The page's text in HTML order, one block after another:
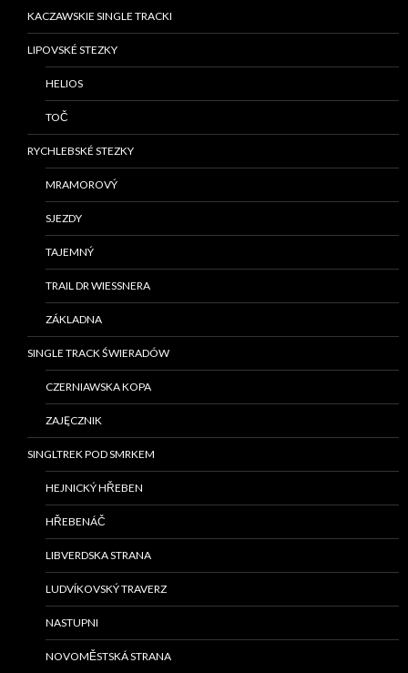
KACZAWSKIE SINGLE TRACKI
LIPOVSKÉ STEZKY
HELIOS
TOČ
RYCHLEBSKÉ STEZKY
MRAMOROVÝ
SJEZDY
TAJEMNÝ
TRAIL DR WIESSNERA
ZÁKLADNA
SINGLE TRACK ŚWIERADÓW
CZERNIAWSKA KOPA
ZAJĘCZNIK
SINGLTREK POD SMRKEM
HEJNICKÝ HŘEBEN
HŘEBENÁČ
LIBVERDSKA STRANA
LUDVÍKOVSKÝ TRAVERZ
NASTUPNI
NOVOMĚSTSKÁ STRANA